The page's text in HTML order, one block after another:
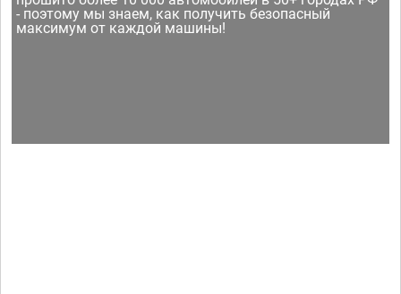
- поэтому мы знаем, как получить безопасный
максимум от каждой машины!